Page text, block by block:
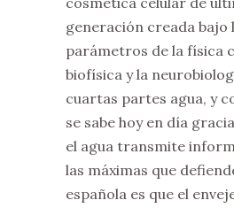
generación creada bajo
parámetros de la física
biofísica y la
cuartas partes agua, y
se sabe hoy en día
el agua transmite
las máximas que
española es que el